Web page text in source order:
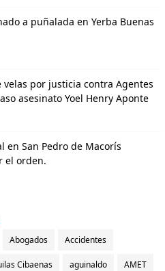
a puñalada en Yerba Buenas
velas por justicia contra Agentes
asesinato Yoel Henry Aponte
en San Pedro de Macorís
el orden.
Abogados Accidentes
Cibaenas aguinaldo AMET